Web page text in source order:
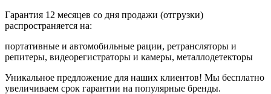
Гарантия 12 месяцев со дня продажи (отгрузки)
распространяется на:
портативные и автомобильные рации, ретрансляторы и
репитеры, видеорегистраторы и камеры, металлодетекторы
Уникальное предложение для наших клиентов! Мы бесплатно
увеличиваем срок гарантии на популярные бренды.